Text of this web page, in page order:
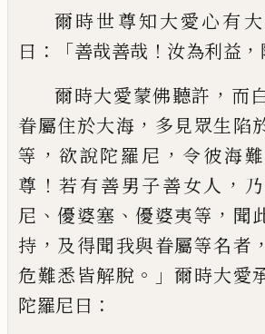
爾時世尊知大愛心有
曰 ：「善哉善哉 ！ 汝為利益 ，
爾時大愛蒙佛聽許 ， 而
眷屬住於大海 ， 多見眾生陷
等 ， 欲說陀羅尼 ， 令彼海
尊 ！ 若有善男子善女人 ，
尼 、 優婆塞 、 優婆夷等 ， 聞
持 ， 及得聞我與眷屬等名者 ，
危難悉皆解脫 。」 爾時大愛
陀羅尼曰 ：